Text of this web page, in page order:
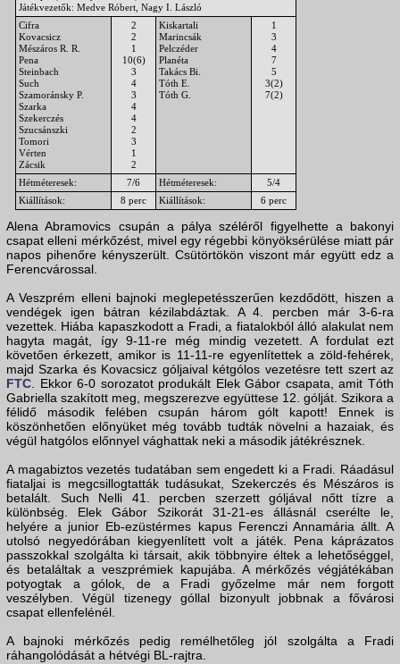
Játékvezetők: Medve Róbert, Nagy I. László
Cifra
Kovacsicz
Mészáros R. R.
Pena
Steinbach
Such
Szamoránsky P.
Szarka
Szekerczés
Szucsánszki
Tomori
Vérten
Zácsik
2
2
1
10(6)
3
4
3
4
4
2
3
1
2
Kiskartali
Marincsák
Pelczéder
Planéta
Takács Bi.
Tóth E.
Tóth G.
1
3
4
7
5
3(2)
7(2)
Hétméteresek: 7/6 Hétméteresek:
5/4
Kiállítások:
8 perc Kiállítások: 6 perc
Alena Abramovics csupán a pálya széléről figyelhette a bakonyi
csapat elleni mérkőzést, mivel egy régebbi könyöksérülése miatt pár
napos pihenőre kényszerült. Csütörtökön viszont már együtt edz a
Ferencvárossal.
A Veszprém elleni bajnoki meglepetésszerűen kezdődött, hiszen a
vendégek igen bátran kézilabdáztak. A 4. percben már 3-6-ra
vezettek. Hiába kapaszkodott a Fradi, a fiatalokból álló alakulat nem
hagyta magát, így 9-11-re még mindig vezetett. A fordulat ezt
követően érkezett, amikor is 11-11-re egyenlítettek a zöld-fehérek,
majd Szarka és Kovacsicz góljaival kétgólos vezetésre tett szert az
FTC . Ekkor 6-0 sorozatot produkált Elek Gábor csapata, amit Tóth
Gabriella szakított meg, megszerezve együttese 12. gólját. Szikora a
félidő második felében csupán három gólt kapott! Ennek is
köszönhetően előnyüket még tovább tudták növelni a hazaiak, és
végül hatgólos előnnyel vághattak neki a második játékrésznek.
A magabiztos vezetés tudatában sem engedett ki a Fradi. Ráadásul
fiataljai is megcsillogtatták tudásukat, Szekerczés és Mészáros is
betalált. Such Nelli 41. percben szerzett góljával nőtt tízre a
különbség. Elek Gábor Szikorát 31-21-es állásnál cserélte le,
helyére a junior Eb-ezüstérmes kapus Ferenczi Annamária állt. A
utolsó negyedórában kiegyenlített volt a játék. Pena káprázatos
passzokkal szolgálta ki társait, akik többnyire éltek a lehetőséggel,
és betaláltak a veszprémiek kapujába. A mérkőzés végjátékában
potyogtak a gólok, de a Fradi győzelme már nem forgott
veszélyben. Végül tizenegy góllal bizonyult jobbnak a fővárosi
csapat ellenfelénél.
A bajnoki mérkőzés pedig remélhetőleg jól szolgálta a Fradi
ráhangolódását a hétvégi BL-rajtra.